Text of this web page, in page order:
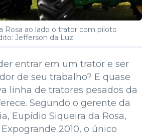
Rosa ao lado o trator com piloto
Jefferson da Luz
entrar em um trator e ser
de seu trabalho? E quase
linha de tratores pesados da
Segundo o gerente da
Eupídio Siqueira da Rosa,
2010, o único